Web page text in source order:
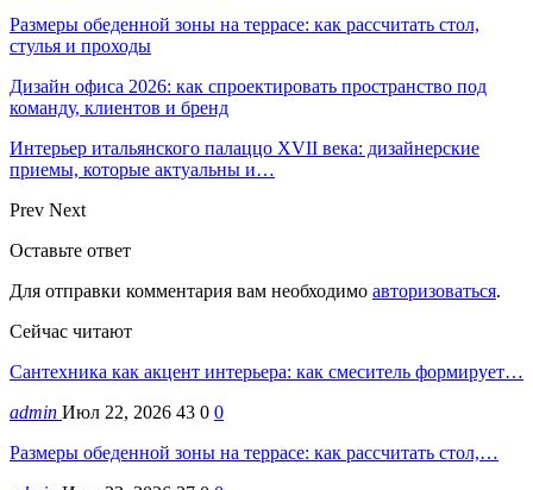
Размеры обеденной зоны на террасе: как рассчитать стол,
стулья и проходы
Дизайн офиса 2026: как спроектировать пространство под
команду, клиентов и бренд
Интерьер итальянского палаццо XVII века: дизайнерские
приемы, которые актуальны и…
Prev Next
Оставьте ответ
Для отправки комментария вам необходимо авторизоваться.
Сейчас читают
Сантехника как акцент интерьера: как смеситель формирует…
admin Июл 22, 2026 43 0 0
Размеры обеденной зоны на террасе: как рассчитать стол,…